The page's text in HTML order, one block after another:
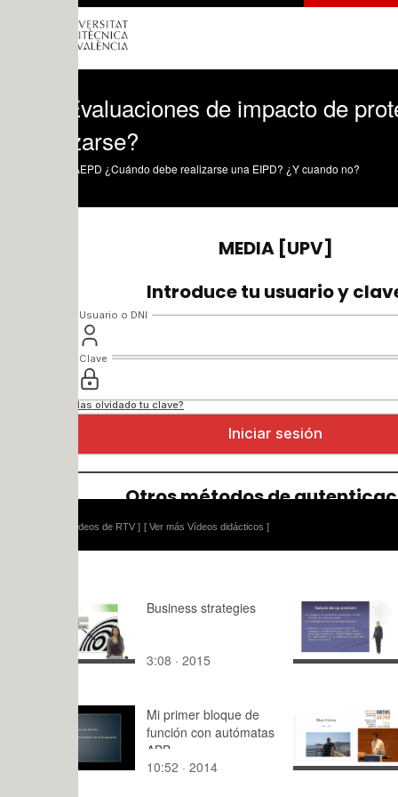
de impacto de protección
¿Cuándo debe realizarse una EIPD? ¿Y cuando no?
[ Ver más Vídeos didácticos ]
Business strategies
3:08 · 2015
Le cas du
personnel
5:32 · 2007
Mi primer bloque de
función con autómatas
10:52 · 2014
Welcome
Opening
24:28 ·